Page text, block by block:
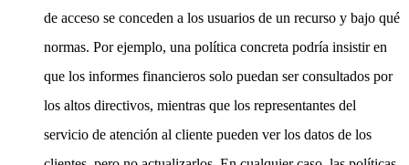
de acceso se conceden a los usuarios de un recurso y bajo qué
normas. Por ejemplo, una política concreta podría insistir en
que los informes financieros solo puedan ser consultados por
los altos directivos, mientras que los representantes del
servicio de atención al cliente pueden ver los datos de los